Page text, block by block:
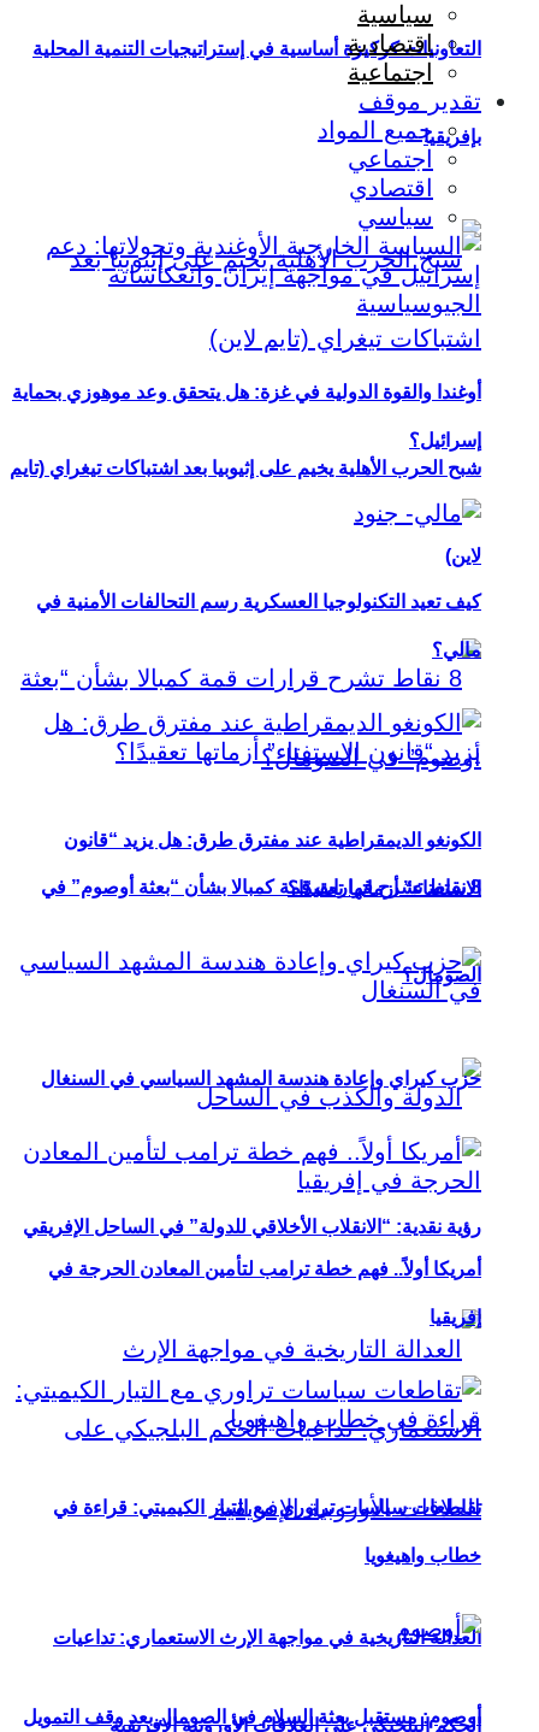
التعاونيات كركيزة أساسية في إستراتيجيات التنمية المحلية
بإفريقيا
شبح الحرب الأهلية يخيم على إثيوبيا بعد اشتباكات تيغراي (تايم
لاين)
8 نقاط تشرح قرارات قمة كمبالا بشأن “بعثة أوصوم” في
الصومال؟
رؤية نقدية: “الانقلاب الأخلاقي للدولة” في الساحل الإفريقي
العدالة التاريخية في مواجهة الإرث الاستعماري: تداعيات
الحكم البلجيكي على العلاقات الأوروبية الإفريقية
سياسية
اقتصادية
اجتماعية
تقدير موقف
جميع المواد
اجتماعي
اقتصادي
سياسي
أوغندا والقوة الدولية في غزة: هل يتحقق وعد موهوزي بحماية
إسرائيل؟
كيف تعيد التكنولوجيا العسكرية رسم التحالفات الأمنية في
مالي؟
الكونغو الديمقراطية عند مفترق طرق: هل يزيد “قانون
الاستفتاء” أزماتها تعقيدًا؟
حزب كيراي وإعادة هندسة المشهد السياسي في السنغال
أمريكا أولاً.. فهم خطة ترامب لتأمين المعادن الحرجة في
إفريقيا
تقاطعات سياسات تراوري مع التيار الكيميتي: قراءة في
خطاب واهيغويا
أوصوم: مستقبل بعثة السلام في الصومال بعد وقف التمويل